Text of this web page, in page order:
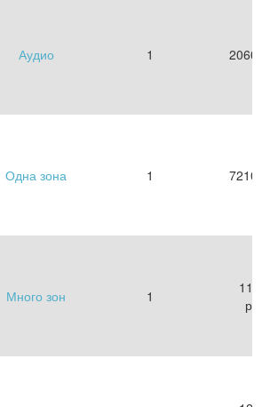
Аудио 1 2060
Одна зона 1 7210
Много зон 1
руб.